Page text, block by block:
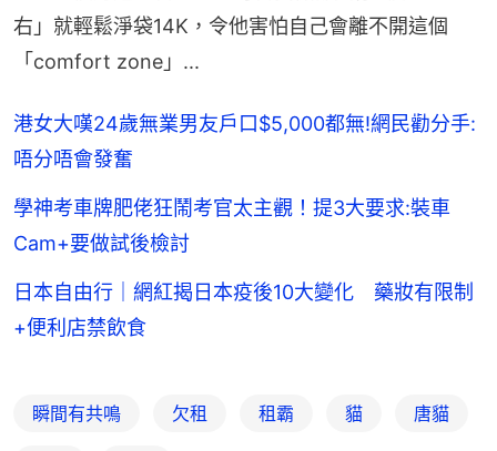
右」就輕鬆淨袋14K，令他害怕自己會離不開這個
「comfort zone」...
港女大嘆24歲無業男友戶口$5,000都無!網民勸分手:
唔分唔會發奮
學神考車牌肥佬狂鬧考官太主觀！提3大要求:裝車
Cam+要做試後檢討
日本自由行｜網紅揭日本疫後10大變化 藥妝有限制
+便利店禁飲食
瞬間有共鳴 欠租 租霸 貓 唐貓